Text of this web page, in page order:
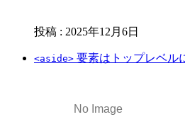
投稿 : 2025年12月6日
<aside> 要素はトップレベル